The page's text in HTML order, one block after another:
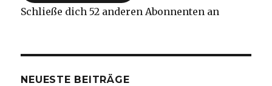
Schließe dich 52 anderen Abonnenten an
NEUESTE BEITRÄGE